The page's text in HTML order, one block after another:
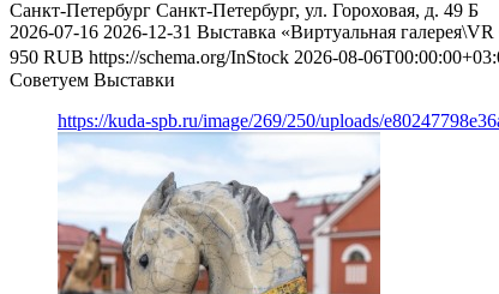
Санкт-Петербург Санкт-Петербург, ул. Гороховая, д. 49 Б
2026-07-16 2026-12-31 Выставка «Виртуальная
950 RUB https://schema.org/InStock 2026-08-
Советуем Выставки
https://kuda-spb.ru/image/269/250/uploads/